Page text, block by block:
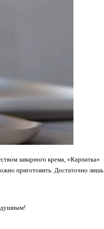
заварного крема, «Карпатка»
приготовить. Достаточно лишь